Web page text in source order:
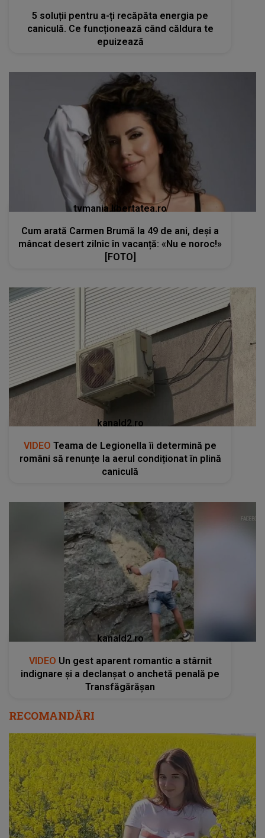
5 soluții pentru a-ți recăpăta energia pe
caniculă. Ce funcționează când căldura te
epuizează
tvmania.libertatea.ro
Cum arată Carmen Brumă la 49 de ani, deși a
mâncat desert zilnic în vacanță: «Nu e noroc!»
[FOTO]
kanald2.ro
VIDEO Teama de Legionella îi determină pe
români să renunțe la aerul condiționat în plină
caniculă
kanald2.ro
VIDEO Un gest aparent romantic a stârnit
indignare și a declanșat o anchetă penală pe
Transfăgărășan
RECOMANDĂRI